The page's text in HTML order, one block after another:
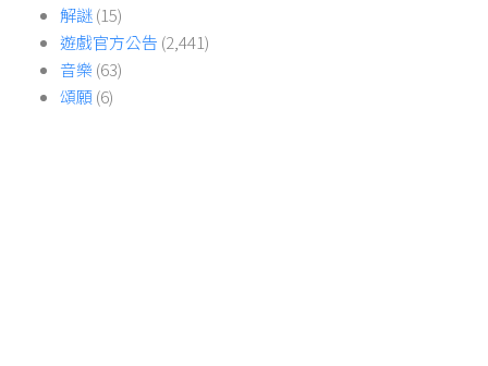
解謎(15)
遊戲官方公告 (2,441)
音樂 (63)
頌願(6)